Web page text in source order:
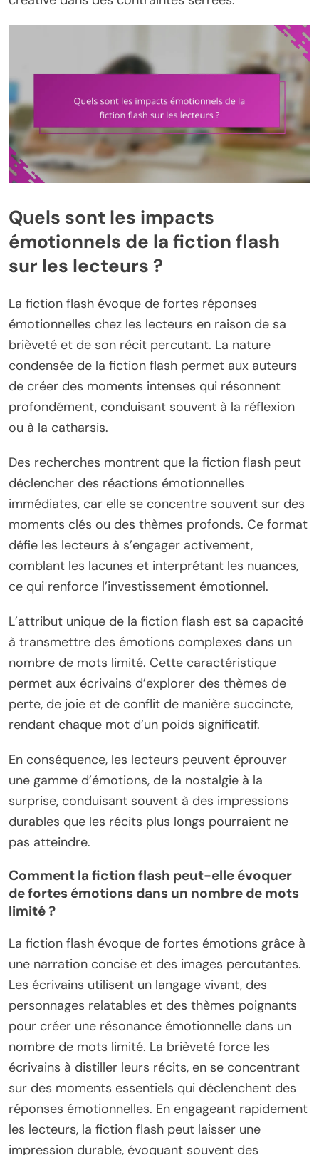
Quels sont les impacts
émotionnels de la fiction flash
sur les lecteurs ?
La fiction flash évoque de fortes réponses
émotionnelles chez les lecteurs en raison de sa
brièveté et de son récit percutant. La nature
condensée de la fiction flash permet aux auteurs
de créer des moments intenses qui résonnent
profondément, conduisant souvent à la réflexion
ou à la catharsis.
Des recherches montrent que la fiction flash peut
déclencher des réactions émotionnelles
immédiates, car elle se concentre souvent sur des
moments clés ou des thèmes profonds. Ce format
défie les lecteurs à s’engager activement,
comblant les lacunes et interprétant les nuances,
ce qui renforce l’investissement émotionnel.
L’attribut unique de la fiction flash est sa capacité
à transmettre des émotions complexes dans un
nombre de mots limité. Cette caractéristique
permet aux écrivains d’explorer des thèmes de
perte, de joie et de conflit de manière succincte,
rendant chaque mot d’un poids significatif.
En conséquence, les lecteurs peuvent éprouver
une gamme d’émotions, de la nostalgie à la
surprise, conduisant souvent à des impressions
durables que les récits plus longs pourraient ne
pas atteindre.
Comment la fiction flash peut-elle évoquer
de fortes émotions dans un nombre de mots
limité ?
La fiction flash évoque de fortes émotions grâce à
une narration concise et des images percutantes.
Les écrivains utilisent un langage vivant, des
personnages relatables et des thèmes poignants
pour créer une résonance émotionnelle dans un
nombre de mots limité. La brièveté force les
écrivains à distiller leurs récits, en se concentrant
sur des moments essentiels qui déclenchent des
réponses émotionnelles. En engageant rapidement
les lecteurs, la fiction flash peut laisser une
impression durable, évoquant souvent des